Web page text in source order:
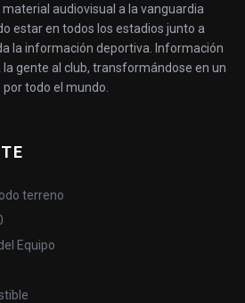
audiovisual a la vanguardia
estar en todos los estadios junto a
la información deportiva. Información
la gente al club, transformándose en un
todo el mundo.
terreno
Equipo